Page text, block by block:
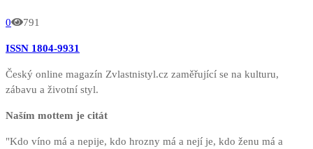
0 791
ISSN 1804-9931
Český online magazín Zvlastnistyl.cz zaměřující se na kulturu,
zábavu a životní styl.
Naším mottem je citát
"Kdo víno má a nepije, kdo hrozny má a nejí je, kdo ženu má a